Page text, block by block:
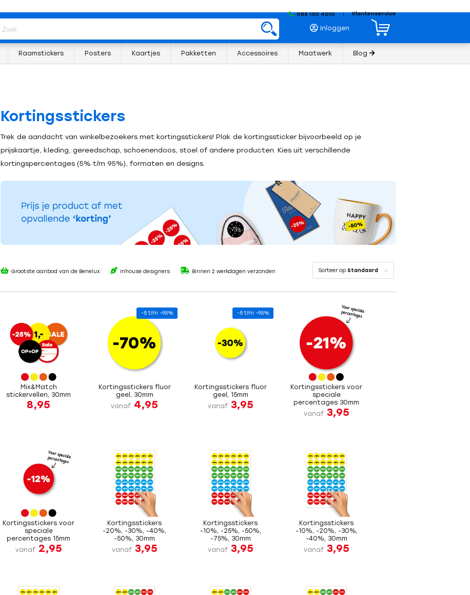
085 130 4010
| Klantenservice
Inloggen
Raamstickers Posters Kaartjes Pakketten Accessoires Maatwerk Blog
Kortingsstickers
Trek de aandacht van winkelbezoekers met kortingsstickers! Plak de kortingssticker bijvoorbeeld op je
prijskaartje, kleding, gereedschap, schoenendoos, stoel of andere producten. Kies uit verschillende
kortingspercentages (5% t/m 95%), formaten en designs.
Grootste aanbod van de Benelux Inhouse designers Binnen 2 werkdagen verzonden Sorteer op Standaard
Mix&Match
stickervellen, 30mm
8,95
-5 t/m -95%
Kortingsstickers fluor
geel, 30mm
vanaf 4,95
-5 t/m -95%
Kortingsstickers fluor
geel, 15mm
vanaf 3,95
Kortingsstickers voor
speciale
percentages 30mm
vanaf 3,95
Kortingsstickers voor
speciale
percentages 15mm
vanaf 2,95
Kortingsstickers
-20%, -30%, -40%,
-50%, 30mm
vanaf 3,95
Kortingsstickers
-10%, -25%, -50%,
-75%, 30mm
vanaf 3,95
Kortingsstickers
-10%, -20%, -30%,
-40%, 30mm
vanaf 3,95